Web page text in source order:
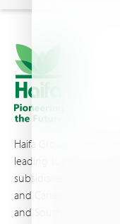
Haifa Group is a multi-
leading supplier of
subsidiaries
and Canada, as well
and South Africa.